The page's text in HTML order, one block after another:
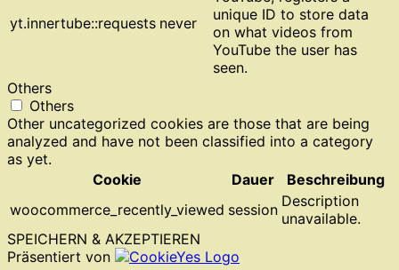
yt.innertube::requests never
unique ID to store data
on what videos from
YouTube the user has
seen.
Others
Others
Other uncategorized cookies are those that are being
analyzed and have not been classified into a category
as yet.
Cookie
Dauer
Beschreibung
woocommerce_recently_viewed session Description
unavailable.
SPEICHERN & AKZEPTIEREN
Präsentiert von